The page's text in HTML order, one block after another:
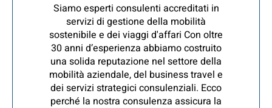
Siamo esperti consulenti accreditati in
servizi di gestione della mobilità
sostenibile e dei viaggi d'affari Con oltre
30 anni d’esperienza abbiamo costruito
una solida reputazione nel settore della
mobilità aziendale, del business travel e
dei servizi strategici consulenziali. Ecco
perché la nostra consulenza assicura la